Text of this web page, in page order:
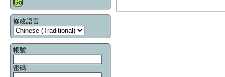
修改語言
帳號:
密碼: